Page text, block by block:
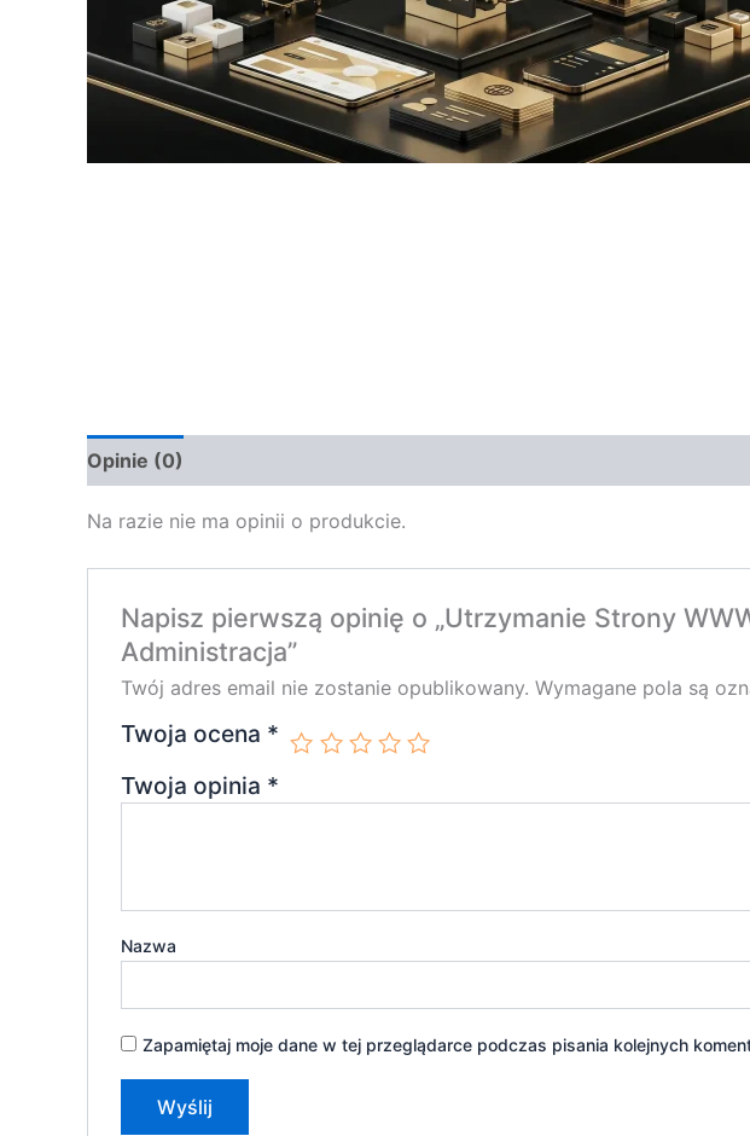
Opinie (0)
Na razie nie ma opinii o produkcie.
Napisz pierwszą opinię o „Utrzymanie Strony
Administracja”
Twój adres email nie zostanie opublikowany. Wymagane pola są
Twoja ocena *
Twoja opinia *
Nazwa
Zapamiętaj moje dane w tej przeglądarce podczas pisania kolejnych